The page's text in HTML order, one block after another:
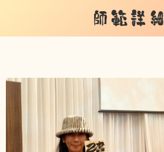
師範詳細